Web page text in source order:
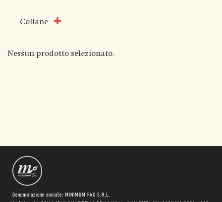
Collane
Nessun prodotto selezionato.
Denominazione sociale: MINIMUM FAX S.R.L.